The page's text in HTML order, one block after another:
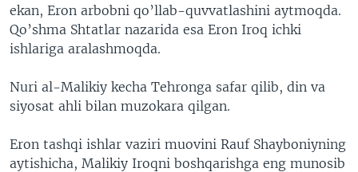
ekan, Eron arbobni qo’llab-quvvatlashini aytmoqda.
Qo’shma Shtatlar nazarida esa Eron Iroq ichki
ishlariga aralashmoqda.
Nuri al-Malikiy kecha Tehronga safar qilib, din va
siyosat ahli bilan muzokara qilgan.
Eron tashqi ishlar vaziri muovini Rauf Shayboniyning
aytishicha, Malikiy Iroqni boshqarishga eng munosib